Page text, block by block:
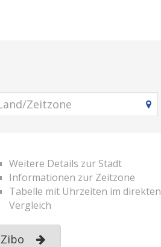
Weitere Details zur Stadt
Informationen zur Zeitzone
Tabelle mit Uhrzeiten im direkten
Vergleich
Zibo